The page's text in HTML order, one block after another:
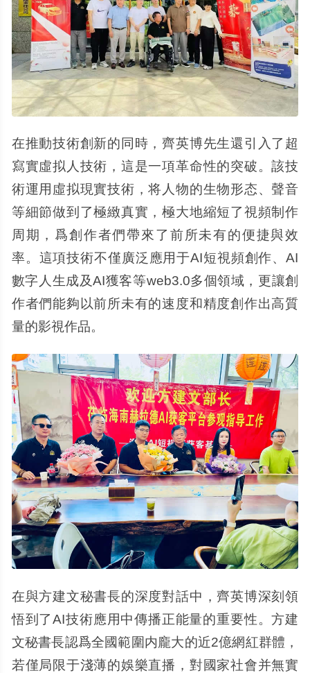
在推動技術創新的同時，齊英博先生還引入了超
寫實虛拟人技術，這是一項革命性的突破。該技
術運用虛拟現實技術，将人物的生物形态、聲音
等細節做到了極緻真實，極大地縮短了視頻制作
周期，爲創作者們帶來了前所未有的便捷與效
率。這項技術不僅廣泛應用于AI短視頻創作、AI
數字人生成及AI獲客等web3.0多個領域，更讓創
作者們能夠以前所未有的速度和精度創作出高質
量的影視作品。
在與方建文秘書長的深度對話中，齊英博深刻領
悟到了AI技術應用中傳播正能量的重要性。方建
文秘書長認爲全國範圍内龐大的近2億網紅群體，
若僅局限于淺薄的娛樂直播，對國家社會并無實